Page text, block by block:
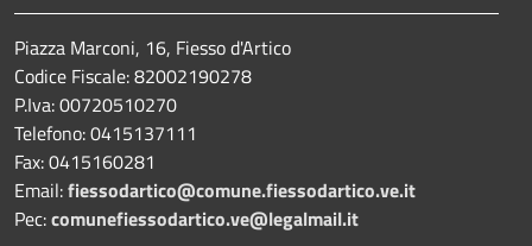
Piazza Marconi, 16, Fiesso d'Artico
Codice Fiscale: 82002190278
P.Iva: 00720510270
Telefono:0415137111
Fax:0415160281
Email:fiessodartico@comune.fiessodartico.ve.it
Pec:comunefiessodartico.ve@legalmail.it